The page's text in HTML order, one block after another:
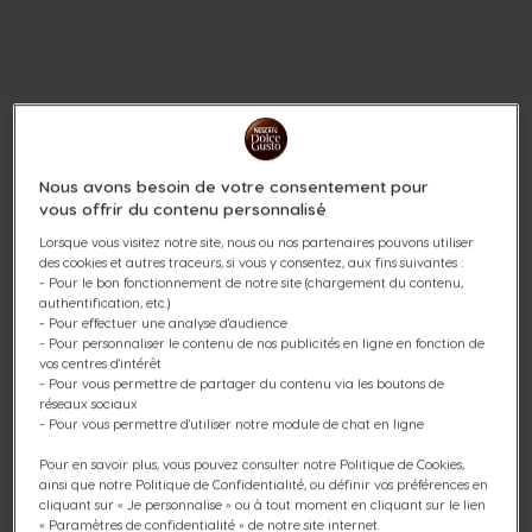
PACK NEO HOT CHOCOLATE
36 SACHETS
Chocolaté & onctueux
(0)
Capsules:x36
Profitez de notre Pack NEO Hot Chocolate NESCAFÉ®
Dolce Gusto® avec un total de 36 sachets pour faire le
Nous avons besoin de votre consentement pour
vous offrir du contenu personnalisé
Lorsque vous visitez notre site, nous ou nos partenaires pouvons utiliser
des cookies et autres traceurs, si vous y consentez, aux fins suivantes :
- Pour le bon fonctionnement de notre site (chargement du contenu,
authentification, etc.)
- Pour effectuer une analyse d'audience
- Pour personnaliser le contenu de nos publicités en ligne en fonction de
vos centres d'intérêt
- Pour vous permettre de partager du contenu via les boutons de
réseaux sociaux
- Pour vous permettre d'utiliser notre module de chat en ligne
Pour en savoir plus, vous pouvez consulter notre Politique de Cookies,
ainsi que notre Politique de Confidentialité, ou définir vos préférences en
cliquant sur « Je personnalise » ou à tout moment en cliquant sur le lien
« Paramètres de confidentialité » de notre site internet.